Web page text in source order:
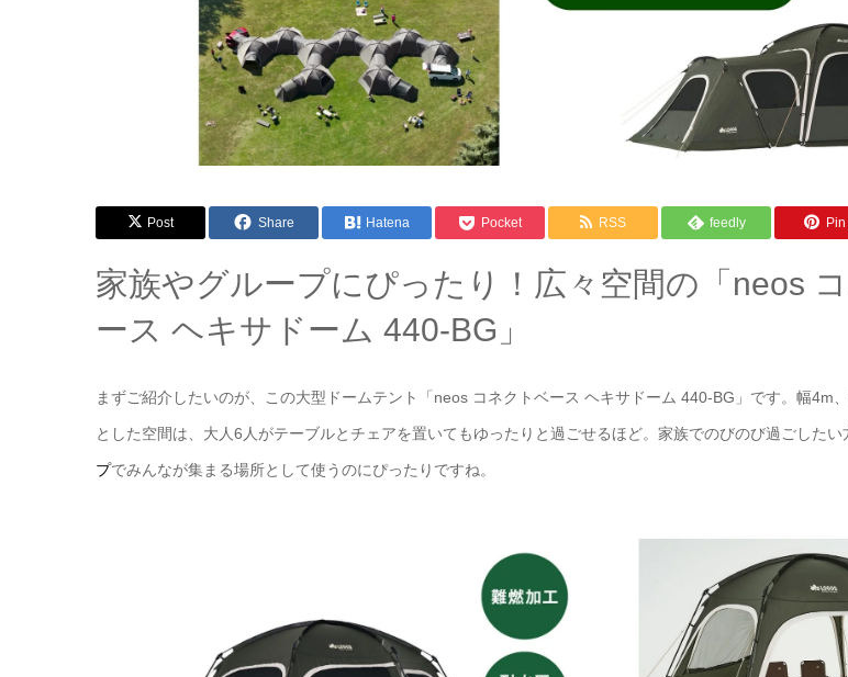
Post Share Hatena Pocket RSS feedly Pin
家族やグループにぴったり！広々空間の「neos
ース ヘキサドーム 440-BG」
まずご紹介したいのが、この大型ドームテント「neos コネクトベース ヘキサドーム 440-BG」です。幅4m
とした空間は、大人6人がテーブルとチェアを置いてもゆったりと過ごせるほど。家族でのびのび過ごしたい
プでみんなが集まる場所として使うのにぴったりですね。